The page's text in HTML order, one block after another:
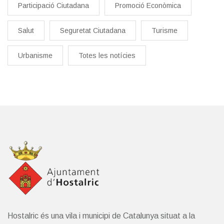
Participació Ciutadana Promoció Econòmica
Salut Seguretat Ciutadana Turisme
Urbanisme Totes les notícies
Hostalric és una vila i municipi de Catalunya situat a la